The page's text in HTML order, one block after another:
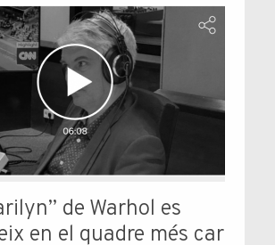
de Warhol es
en el quadre més car